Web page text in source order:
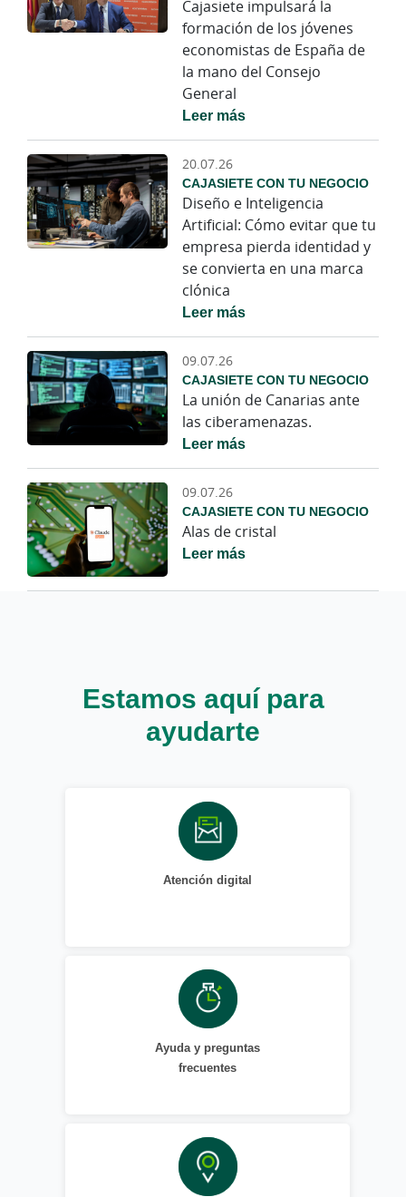
Cajasiete impulsará la
formación de los jóvenes
economistas de España de
la mano del Consejo
General
Leer más
20.07.26
CAJASIETE CON TU NEGOCIO
Diseño e Inteligencia
Artificial: Cómo evitar que tu
empresa pierda identidad y
se convierta en una marca
clónica
Leer más
09.07.26
CAJASIETE CON TU NEGOCIO
La unión de Canarias ante
las ciberamenazas.
Leer más
09.07.26
CAJASIETE CON TU NEGOCIO
Alas de cristal
Leer más
Estamos aquí para
ayudarte
Atención digital
Ayuda y preguntas
frecuentes